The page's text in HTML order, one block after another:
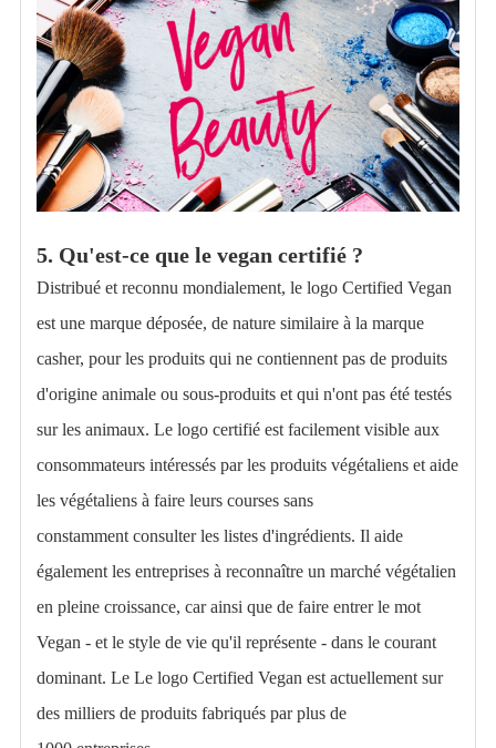
5. Qu'est-ce que le vegan certifié ?
Distribué et reconnu mondialement, le logo Certified Vegan
est une marque déposée, de nature similaire à la marque
casher, pour les produits qui ne contiennent pas de produits
d'origine animale ou sous-produits et qui n'ont pas été testés
sur les animaux. Le logo certifié est facilement visible aux
consommateurs intéressés par les produits végétaliens et aide
les végétaliens à faire leurs courses sans
constamment consulter les listes d'ingrédients. Il aide
également les entreprises à reconnaître un marché végétalien
en pleine croissance, car ainsi que de faire entrer le mot
Vegan - et le style de vie qu'il représente - dans le courant
dominant. Le Le logo Certified Vegan est actuellement sur
des milliers de produits fabriqués par plus de